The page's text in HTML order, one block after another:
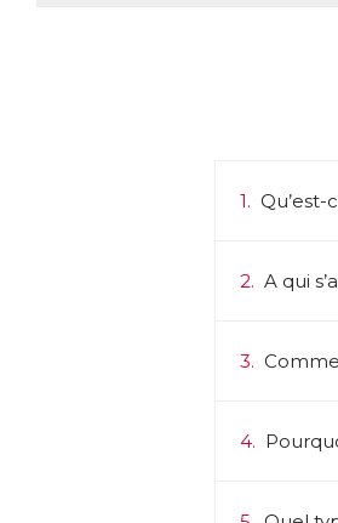
1.
2. A qui
3.
4.